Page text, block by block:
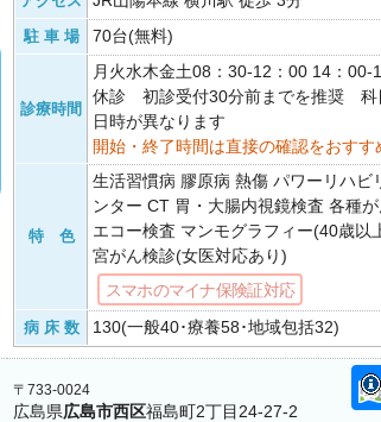
駐 車 場 70台(無料)
診療時間
月火水木金土08：30-12：00 14：
休診 初診受付30分前までを推奨 科
日時が異なります
開始・終了時間は直接の確認をおすす
特 色
生活習慣病 膠原病 熱傷 パワーリハビ
ンター CT 胃・大腸内視鏡検査 各種
エコー検査 マンモグラフィー(40歳以
宮がん検診(女医対応あり)
スマホのマイナ保険証対応
病 床 数 130(一般40･療養58･地域包括32)
〒733-0024
広島県広島市西区福島町2丁目24-27-2